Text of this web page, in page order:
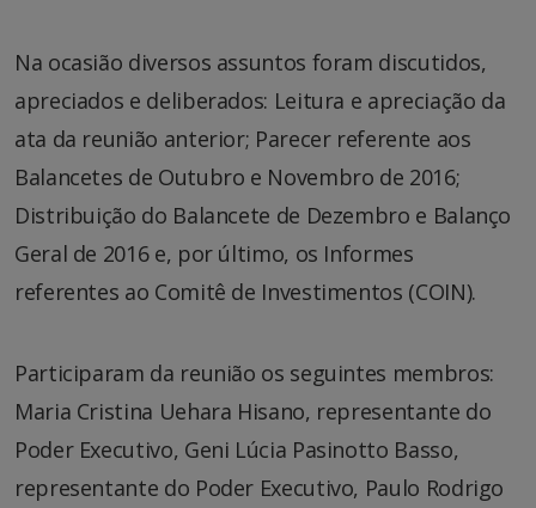
Na ocasião diversos assuntos foram discutidos,
apreciados e deliberados: Leitura e apreciação da
ata da reunião anterior; Parecer referente aos
Balancetes de Outubro e Novembro de 2016;
Distribuição do Balancete de Dezembro e Balanço
Geral de 2016 e, por último, os Informes
referentes ao Comitê de Investimentos (COIN).
Participaram da reunião os seguintes membros:
Maria Cristina Uehara Hisano, representante do
Poder Executivo, Geni Lúcia Pasinotto Basso,
representante do Poder Executivo, Paulo Rodrigo